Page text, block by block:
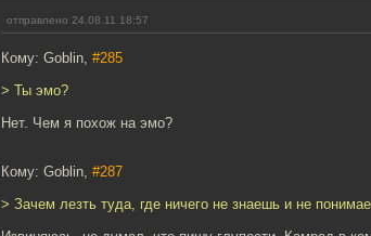
отправлено 24.08.11 18:57
Кому: Goblin, #285
> Ты эмо?
Нет. Чем я похож на эмо?
Кому: Goblin, #287
> Зачем лезть туда, где ничего не знаешь и не